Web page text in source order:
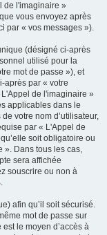
de l'imaginaire »
vous envoyez après
par « vos messages »).
(désigné ci-après
utilisé pour la
mot de passe »), et
après par « votre
de l'imaginaire »
applicables dans le
votre nom d’utilisateur,
par « L'Appel de
soit obligatoire ou
». Dans tous les cas,
sera affichée
souscrire ou non à
afin qu’il soit sécurisé.
mot de passe sur
le moyen d’accès à